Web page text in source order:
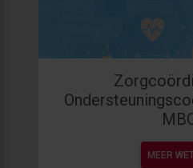
MEER